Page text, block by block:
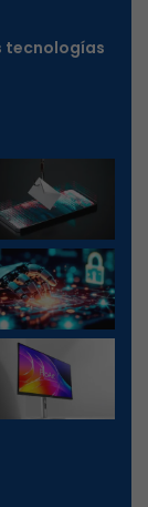
tecnologías